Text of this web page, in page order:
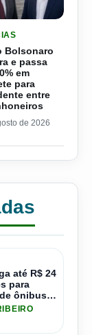
Bolsonaro
e passa
em
para
entre
de 2026
até R$ 24
para
ônibus e
até